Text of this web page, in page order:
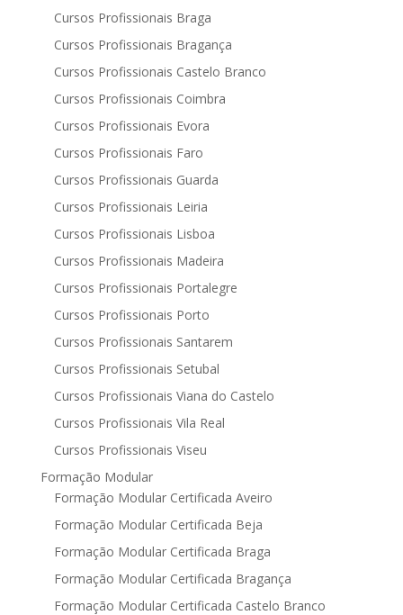
Cursos Profissionais Braga
Cursos Profissionais Bragança
Cursos Profissionais Castelo Branco
Cursos Profissionais Coimbra
Cursos Profissionais Evora
Cursos Profissionais Faro
Cursos Profissionais Guarda
Cursos Profissionais Leiria
Cursos Profissionais Lisboa
Cursos Profissionais Madeira
Cursos Profissionais Portalegre
Cursos Profissionais Porto
Cursos Profissionais Santarem
Cursos Profissionais Setubal
Cursos Profissionais Viana do Castelo
Cursos Profissionais Vila Real
Cursos Profissionais Viseu
Formação Modular
Formação Modular Certificada Aveiro
Formação Modular Certificada Beja
Formação Modular Certificada Braga
Formação Modular Certificada Bragança
Formação Modular Certificada Castelo Branco